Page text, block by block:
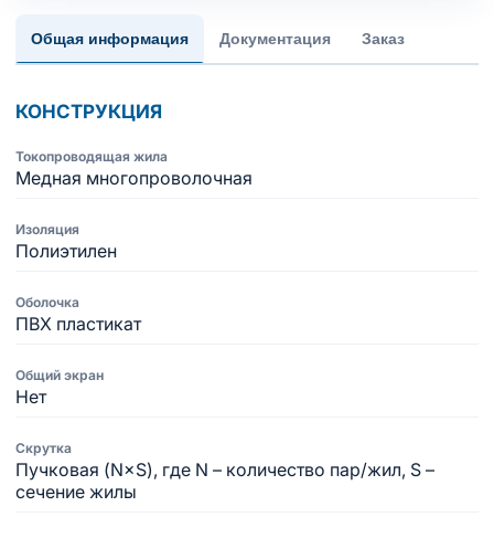
Общая информация Документация Заказ
КОНСТРУКЦИЯ
Токопроводящая жила
Медная многопроволочная
Изоляция
Полиэтилен
Оболочка
ПВХ пластикат
Общий экран
Нет
Скрутка
Пучковая (N×S), где N – количество пар/жил, S –
сечение жилы